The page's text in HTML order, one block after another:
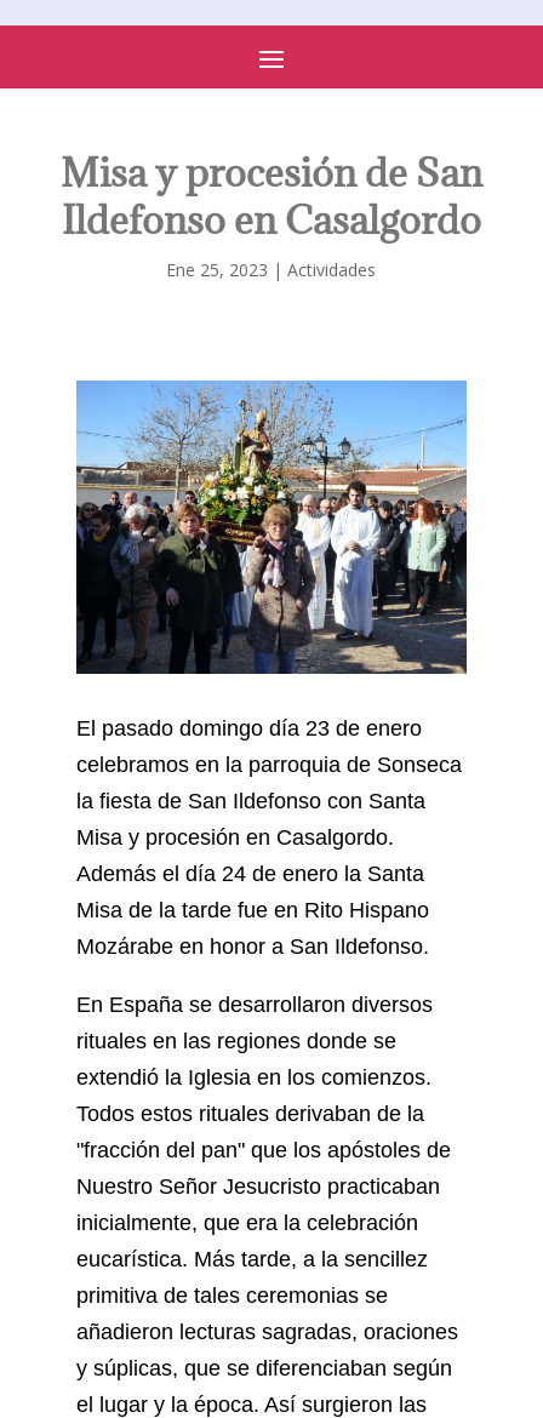
Misa y procesión de San
Ildefonso en Casalgordo
Ene 25, 2023 |Actividades
El pasado domingo día 23 de enero
celebramos en la parroquia de Sonseca
la fiesta de San Ildefonso con Santa
Misa y procesión en Casalgordo.
Además el día 24 de enero la Santa
Misa de la tarde fue en Rito Hispano
Mozárabe en honor a San Ildefonso.
En España se desarrollaron diversos
rituales en las regiones donde se
extendió la Iglesia en los comienzos.
Todos estos rituales derivaban de la
"fracción del pan" que los apóstoles de
Nuestro Señor Jesucristo practicaban
inicialmente, que era la celebración
eucarística. Más tarde, a la sencillez
primitiva de tales ceremonias se
añadieron lecturas sagradas, oraciones
y súplicas, que se diferenciaban según
el lugar y la época. Así surgieron las